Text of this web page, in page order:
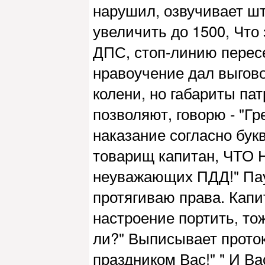
нарушил, озвучивает
увеличить до 1500, Что
ДПС, стоп-линию
нравоучение дал
колени, но габариты
позволяют, говорю -
наказание согласно
товарищ капитан,
неуважающих ПДД!"
протягиваю права.
настроение портить,
ли?" Выписывает
праздником Вас!" " И